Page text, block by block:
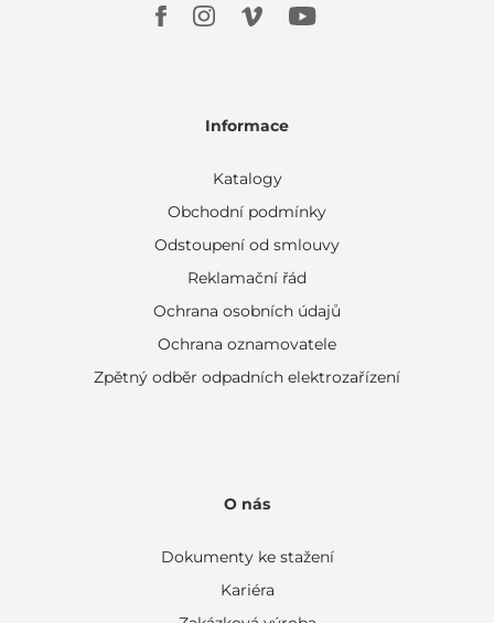
Informace
Katalogy
Obchodní podmínky
Odstoupení od smlouvy
Reklamační řád
Ochrana osobních údajů
Ochrana oznamovatele
Zpětný odběr odpadních elektrozařízení
O nás
Dokumenty ke stažení
Kariéra